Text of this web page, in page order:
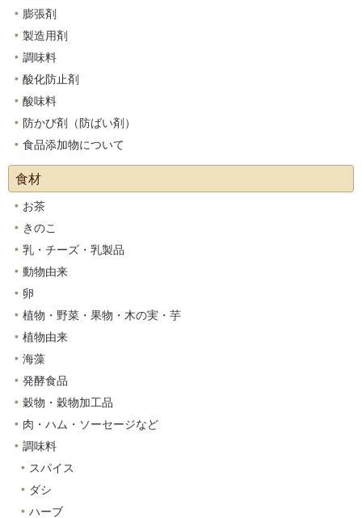
膨張剤
製造用剤
調味料
酸化防止剤
酸味料
防かび剤（防ばい剤）
食品添加物について
食材
お茶
きのこ
乳・チーズ・乳製品
動物由来
卵
植物・野菜・果物・木の実・芋
植物由来
海藻
発酵食品
穀物・穀物加工品
肉・ハム・ソーセージなど
調味料
スパイス
ダシ
ハーブ